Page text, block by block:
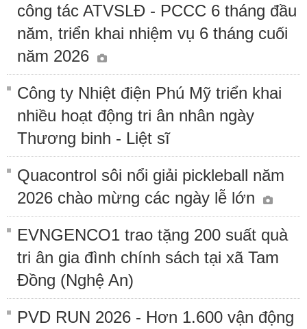
công tác ATVSLĐ - PCCC 6 tháng đầu
năm, triển khai nhiệm vụ 6 tháng cuối
năm 2026
Công ty Nhiệt điện Phú Mỹ triển khai
nhiều hoạt động tri ân nhân ngày
Thương binh - Liệt sĩ
Quacontrol sôi nổi giải pickleball năm
2026 chào mừng các ngày lễ lớn
EVNGENCO1 trao tặng 200 suất quà
tri ân gia đình chính sách tại xã Tam
Đồng (Nghệ An)
PVD RUN 2026 - Hơn 1.600 vận động